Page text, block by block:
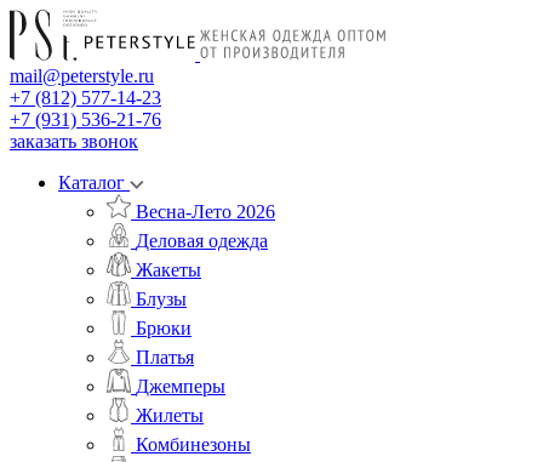
mail@peterstyle.ru
+7 (812) 577-14-23
+7 (931) 536-21-76
заказать звонок
Каталог
Весна-Лето 2026
Деловая одежда
Жакеты
Блузы
Брюки
Платья
Джемперы
Жилеты
Комбинезоны